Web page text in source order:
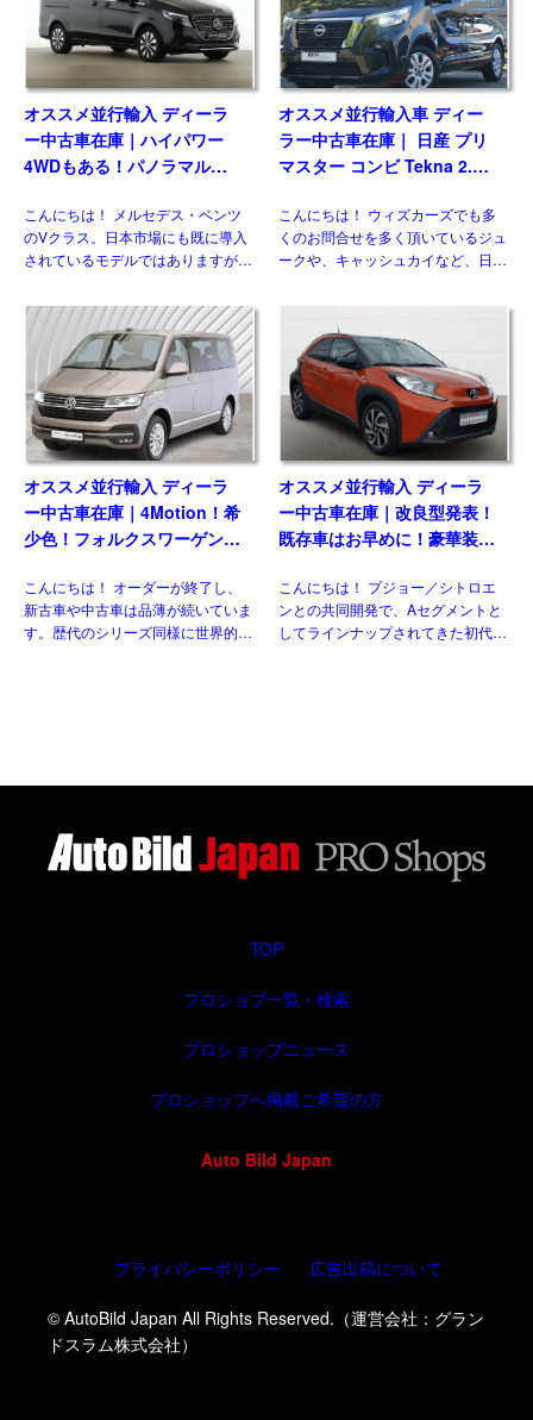
オススメ並行輸入 ディーラ
ー中古車在庫｜ハイパワー
4WDもある！パノラマルー
ス V300d アバンギャルド ロ
ング 4Matic 9G-Tronic 左ハ
ンドル
こんにちは！ メルセデス・ベンツ
のVクラス。日本市場にも既に導入
されているモデルではありますが、
的な仕様があるのをご存じですか？
新世代ダウンサイジングユニットに
統一、クラス最強となるパワ […]
オススメ並行輸入車 ディー
ラー中古車在庫｜ 日産 プリ
マスター コンビ Tekna 2.0
ハンドル
こんにちは！ ウィズカーズでも多
くのお問合せを多く頂いているジュ
ークや、キャッシュカイなど、日本
のLCV、NV300（NISSAN NV300
オススメ並行輸入 ディーラ
ー中古車在庫｜4Motion！希
少色！フォルクスワーゲン
Six SWB 2.0TDI 204PS 7人
乗り 7DSG 左ハンドル
こんにちは！ オーダーが終了し、
新古車や中古車は品薄が続いていま
す。歴代のシリーズ同様に世界的に
オススメ並行輸入 ディーラ
ー中古車在庫｜改良型発表！
既存車はお早めに！豪華装備
ゴX パルス 1.0VVT-i CVT 左
ハンドル
こんにちは！ プジョー／シトロエ
ンとの共同開発で、Aセグメントと
してラインナップされてきた初代と
TOP
プロショプ一覧・検索
プロショップニュース
プロショップへ掲載ご希望の方
Auto Bild Japan
© AutoBild Japan All Rights Reserved.（運営会社：グラン
ドスラム株式会社）
プライバシーポリシー 広告出稿について